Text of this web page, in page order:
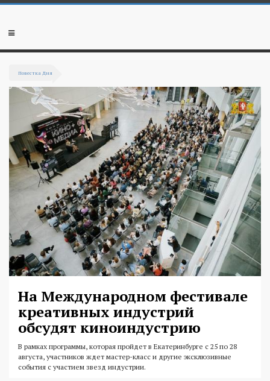
Перейти к основному содержанию
Мобильное
Повестка Дня
На Международном фестивале
креативных индустрий
обсудят киноиндустрию
В рамках программы, которая пройдет в Екатеринбурге с 25 по 28
августа, участников ждет мастер-класс и другие эксклюзивные
события с участием звезд индустрии.